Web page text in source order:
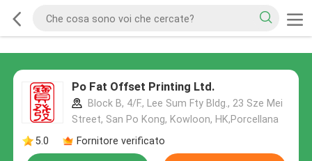
Po Fat Offset Printing Ltd.
Block B, 4/F., Lee Sum Fty Bldg., 23 Sze Mei
Street, San Po Kong, Kowloon, HK,Porcellana
5.0
Fornitore verificato